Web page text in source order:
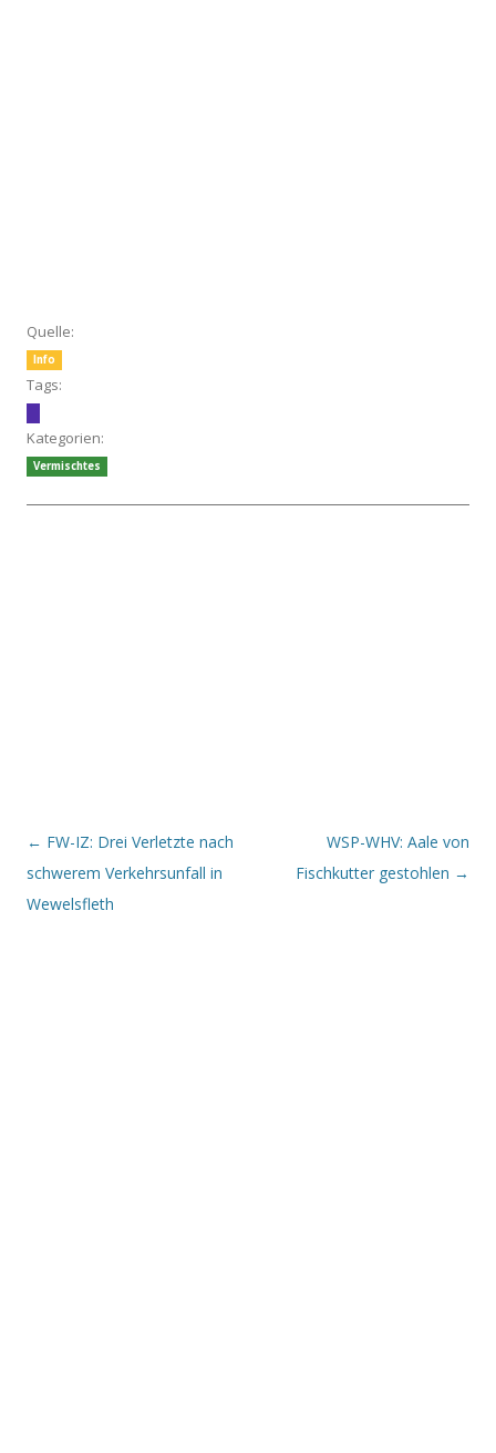
Quelle:
Info
Tags:
Kategorien:
Vermischtes
Beitrags-Navigation
← FW-IZ: Drei Verletzte nach
schwerem Verkehrsunfall in
Wewelsfleth
WSP-WHV: Aale von
Fischkutter gestohlen →